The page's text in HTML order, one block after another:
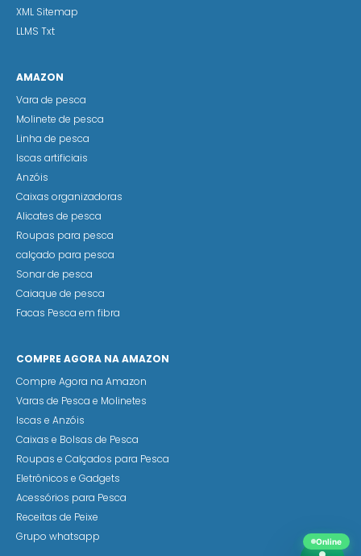
XML Sitemap
LLMS Txt
AMAZON
Vara de pesca
Molinete de pesca
Linha de pesca
Iscas artificiais
Anzóis
Caixas organizadoras
Alicates de pesca
Roupas para pesca
calçado para pesca
Sonar de pesca
Caiaque de pesca
Facas Pesca em fibra
COMPRE AGORA NA AMAZON
Compre Agora na Amazon
Varas de Pesca e Molinetes
Iscas e Anzóis
Caixas e Bolsas de Pesca
Roupas e Calçados para Pesca
Eletrônicos e Gadgets
Acessórios para Pesca
Receitas de Peixe
Grupo whatsapp
Online